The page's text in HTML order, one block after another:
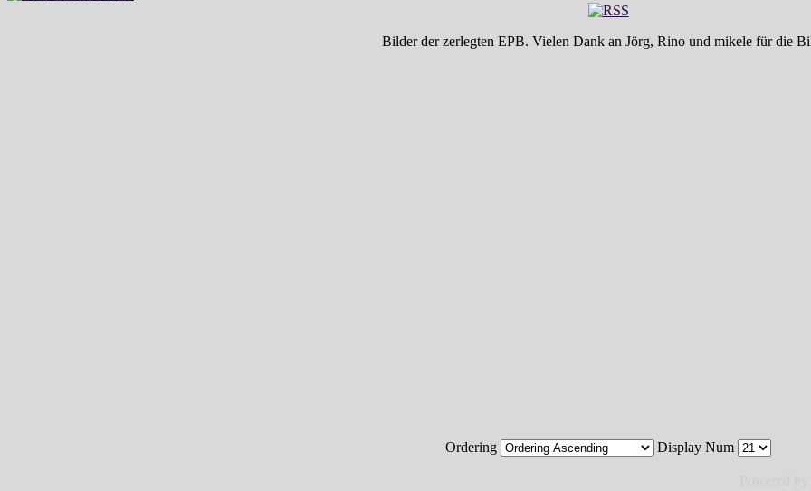
Bilder der zerlegten EPB. Vielen Dank an Jörg, Rino und mikele für die
Ordering Display Num